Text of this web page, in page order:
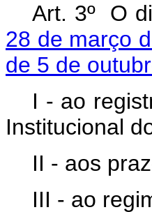
Art. 3º O
28 de março
de 5 de
I - ao
Institucional
II - aos
III - ao